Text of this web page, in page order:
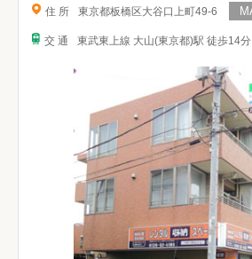
住 所 東京都板橋区大谷口上町49-6
交 通 東武東上線 大山(東京都)駅 徒歩14分